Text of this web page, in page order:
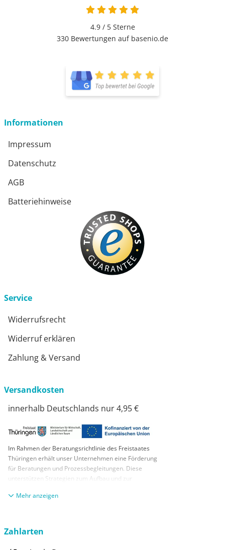
4.9 / 5Sterne
330 Bewertungen auf basenio.de
Informationen
Impressum
Datenschutz
AGB
Batteriehinweise
Service
Widerrufsrecht
Widerruf erklären
Zahlung & Versand
Versandkosten
innerhalb Deutschlands nur 4,95 €
Im Rahmen der Beratungsrichtlinie des Freistaates
Thüringen erhält unser Unternehmen eine Förderung
für Beratungen und Prozessbegleitungen. Diese
unterstützen Strategien zum Aufbau und zur
KMUs. Die daraus resultierenden Ergebnisse und
aus Mitteln des Europäischen Sozialfonds Plus und
anzeigen
Zahlarten